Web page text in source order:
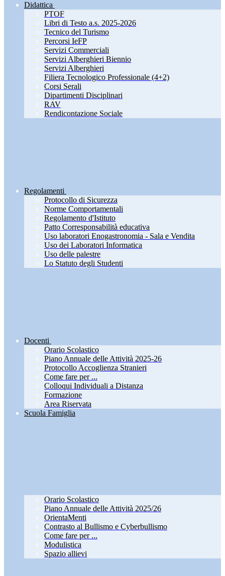
Didattica
PTOF
Libri di Testo a.s. 2025-2026
Tecnico del Turismo
Percorsi IeFP
Servizi Commerciali
Servizi Alberghieri Biennio
Servizi Alberghieri
Filiera Tecnologico Professionale (4+2)
Corsi Serali
Dipartimenti Disciplinari
RAV
Rendicontazione Sociale
Regolamenti
Protocollo di Sicurezza
Norme Comportamentali
Regolamento d'Istituto
Patto Corresponsabilità educativa
Uso laboratori Enogastronomia - Sala e Vendita
Uso dei Laboratori Informatica
Uso delle palestre
Lo Statuto degli Studenti
Docenti
Orario Scolastico
Piano Annuale delle Attività 2025-26
Protocollo Accoglienza Stranieri
Come fare per ...
Colloqui Individuali a Distanza
Formazione
Area Riservata
Scuola Famiglia
Orario Scolastico
Piano Annuale delle Attività 2025/26
OrientaMenti
Contrasto al Bullismo e Cyberbullismo
Come fare per ...
Modulistica
Spazio allievi